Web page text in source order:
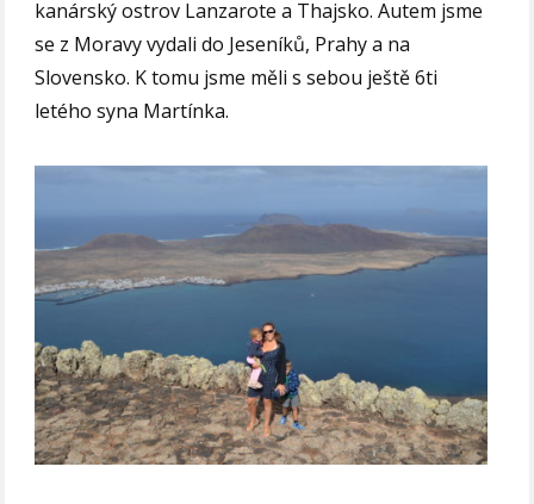
kanárský ostrov Lanzarote a Thajsko. Autem jsme
se z Moravy vydali do Jeseníků, Prahy a na
Slovensko. K tomu jsme měli s sebou ještě 6ti
letého syna Martínka.